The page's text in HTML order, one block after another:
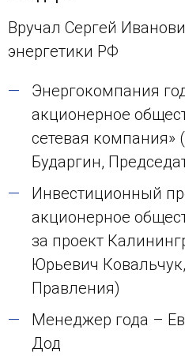
Вручал Сергей
энергетики РФ
Энергокомпания
акционерное
сетевая
Бударгин,
Инвестиционный
акционерное
за проект
Юрьевич
Правления)
Менеджер года –
Дод